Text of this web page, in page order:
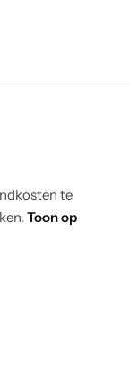
te
Toon op